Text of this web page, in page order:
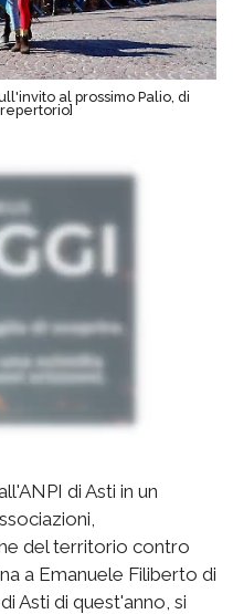
al prossimo Palio, di
di Asti in un
del territorio contro
a Emanuele Filiberto di
Asti di quest'anno, si